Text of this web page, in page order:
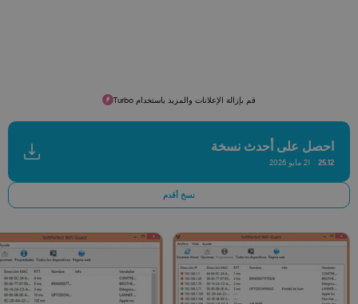
قم بإزالة الإعلانات والمزيد باستخدام Turbo
احصل على أحدث نسخة
25.12 21 مايو 2026
نسخ أقدم